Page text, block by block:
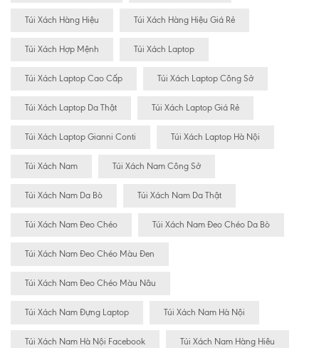
Túi Xách Hàng Hiệu Túi Xách Hàng Hiệu Giá Rẻ
Túi Xách Hợp Mệnh Túi Xách Laptop
Túi Xách Laptop Cao Cấp Túi Xách Laptop Công Sở
Túi Xách Laptop Da Thật Túi Xách Laptop Giá Rẻ
Túi Xách Laptop Gianni Conti Túi Xách Laptop Hà Nội
Túi Xách Nam Túi Xách Nam Công Sở
Túi Xách Nam Da Bò Túi Xách Nam Da Thật
Túi Xách Nam Đeo Chéo Túi Xách Nam Đeo Chéo Da Bò
Túi Xách Nam Đeo Chéo Màu Đen
Túi Xách Nam Đeo Chéo Màu Nâu
Túi Xách Nam Đựng Laptop Túi Xách Nam Hà Nội
Túi Xách Nam Hà Nội Facebook Túi Xách Nam Hàng Hiêu